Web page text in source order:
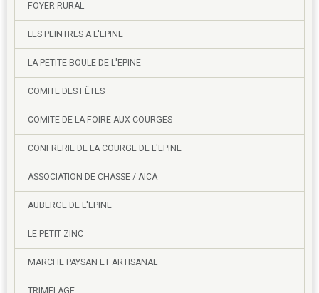
FOYER RURAL
LES PEINTRES A L'EPINE
LA PETITE BOULE DE L'EPINE
COMITE DES FÊTES
COMITE DE LA FOIRE AUX COURGES
CONFRERIE DE LA COURGE DE L'EPINE
ASSOCIATION DE CHASSE / AICA
AUBERGE DE L'EPINE
LE PETIT ZINC
MARCHE PAYSAN ET ARTISANAL
TRIMELAGE